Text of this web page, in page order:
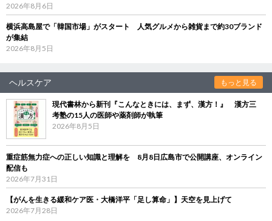
2026年8月6日
横浜高島屋で「韓国市場」がスタート 人気グルメから雑貨まで約30ブランド
が集結
2026年8月5日
ヘルスケア もっと見る
現代書林から新刊『こんなときには、まず、漢方！』 漢方三
考塾の15人の医師や薬剤師が執筆
2026年8月5日
重症筋無力症への正しい知識と理解を 8月8日広島市で公開講座、オンライン
配信も
2026年7月31日
【がんを生きる緩和ケア医・大橋洋平「足し算命」】天空を見上げて
2026年7月28日